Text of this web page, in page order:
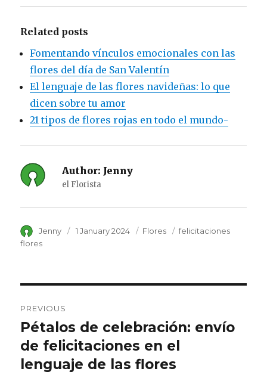
Related posts
Fomentando vínculos emocionales con las
flores del día de San Valentín
El lenguaje de las flores navideñas: lo que
dicen sobre tu amor
21 tipos de flores rojas en todo el mundo-
Author: Jenny
el Florista
Author
Jenny
Posted
1 January 2024 Category
Flores Tags
felicitaciones
flores
navigation
PREVIOUS
Previous
post:
Pétalos de celebración: envío
de felicitaciones en el
lenguaje de las flores